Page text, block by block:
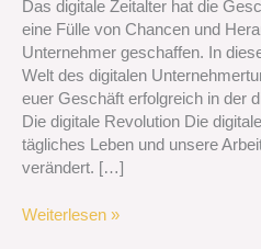
Das digitale Zeitalter hat die
eine Fülle von Chancen und
Unternehmer geschaffen. In
Welt des digitalen
euer Geschäft erfolgreich in der
Die digitale Revolution Die
tägliches Leben und unsere
verändert. […]
der
digitalen
Welt
Weiterlesen »